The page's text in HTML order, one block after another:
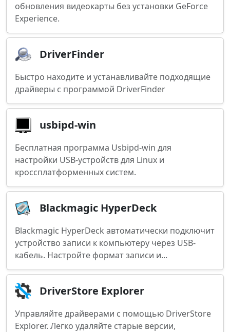
обновления видеокарты без установки GeForce
Experience.
DriverFinder
Быстро находите и устанавливайте подходящие
драйверы с программой DriverFinder
usbipd-win
Бесплатная программа Usbipd-win для
настройки USB-устройств для Linux и
кроссплатформенных систем.
Blackmagic HyperDeck
Blackmagic HyperDeck автоматически подключит
устройство записи к компьютеру через USB-
кабель. Настройте формат записи и...
DriverStore Explorer
Управляйте драйверами с помощью DriverStore
Explorer. Легко удаляйте старые версии,